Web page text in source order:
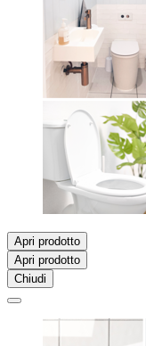
Apri prodotto
Apri prodotto
Chiudi